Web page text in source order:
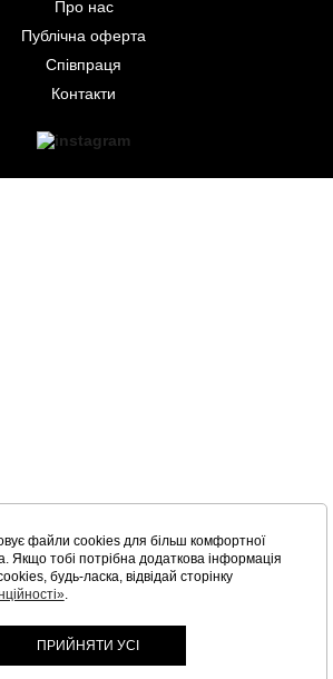
Про нас
Публічна оферта
Співпраця
Контакти
файли cookies для більш комфортної
Якщо тобі потрібна додаткова інформація
будь-ласка, відвідай сторінку
.
ПРИЙНЯТИ УСІ